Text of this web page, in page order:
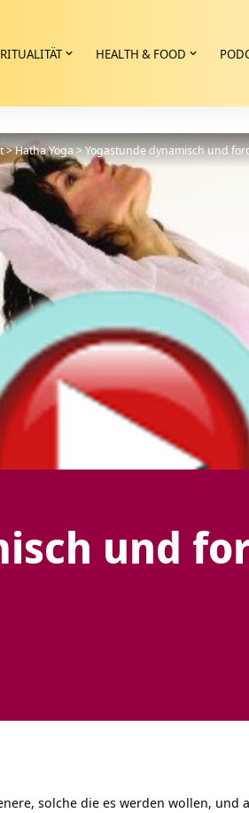
HEALTH & FOOD
>Hatha Yoga>Yogastunde dynamisch und
und
solche die es werden wollen,